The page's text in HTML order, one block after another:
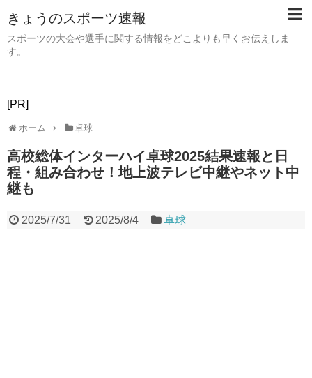
きょうのスポーツ速報
スポーツの大会や選手に関する情報をどこよりも早くお伝えしま
す。
[PR]
ホーム 卓球
高校総体インターハイ卓球2025結果速報と日
程・組み合わせ！地上波テレビ中継やネット中
継も
2025/7/31 2025/8/4 卓球